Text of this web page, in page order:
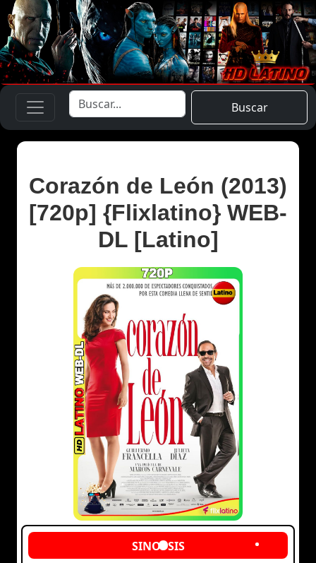
Buscar
Corazón de León (2013)
[720p] {Flixlatino} WEB-
DL [Latino]